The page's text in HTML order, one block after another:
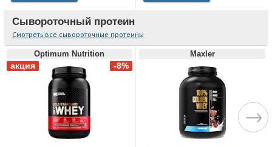
Сывороточный протеин
Смотреть все сывороточные протеины
Optimum Nutrition Maxler